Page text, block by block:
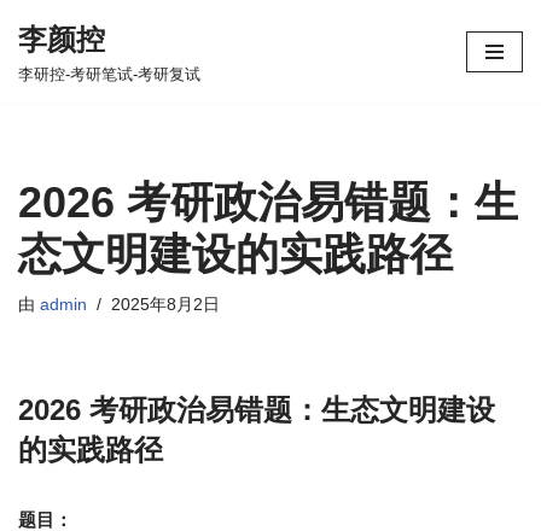
跳
李颜控
李研控-考研笔试-考研复试
2026 考研政治易错题：生
态文明建设的实践路径
由 admin 2025年8月2日
2026 考研政治易错题：生态文明建设
的实践路径
题目：